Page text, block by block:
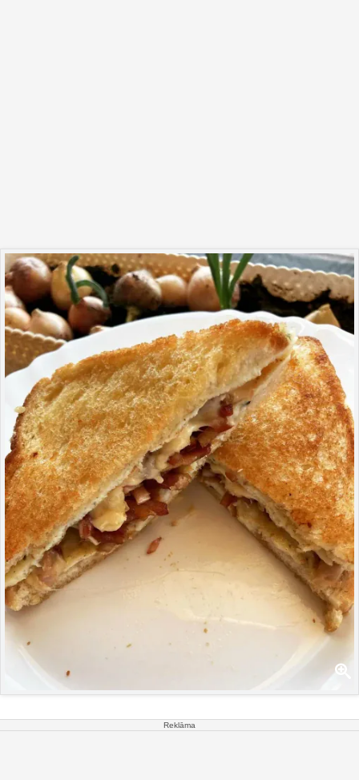
Reklāma